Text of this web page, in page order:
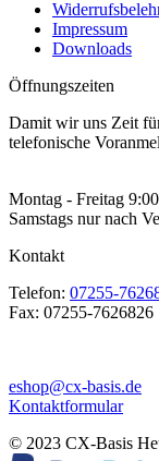
Impressum
Downloads
Öffnungszeiten
Damit wir uns Zeit
telefonische
Montag - Freitag
Samstags nur nach
Kontakt
Telefon: 07255-
Fax: 07255-7626826
eshop@cx-basis.de
Kontaktformular
© 2023 CX-Basis